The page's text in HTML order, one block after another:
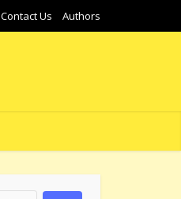
Contact Us Authors